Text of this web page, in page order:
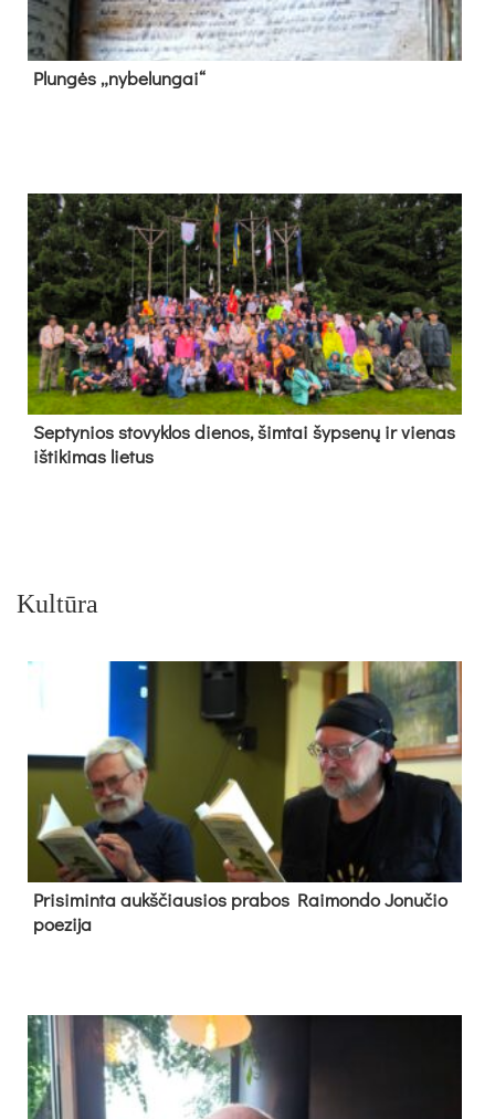
Plun­gės „ny­be­lun­gai“
Sep­ty­nios sto­vyk­los die­nos, šim­tai šyp­se­nų ir vie­nas
iš­ti­ki­mas lie­tus
Kultūra
Pri­si­min­ta aukš­čiau­sios pra­bos Rai­mon­do Jo­nu­čio
poe­zi­ja